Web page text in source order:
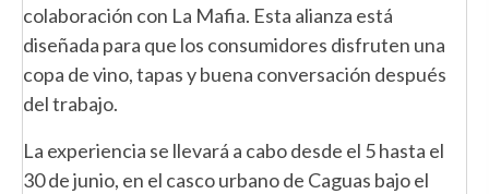
colaboración con La Mafia. Esta alianza está
diseñada para que los consumidores disfruten una
copa de vino, tapas y buena conversación después
del trabajo.
La experiencia se llevará a cabo desde el 5 hasta el
30 de junio, en el casco urbano de Caguas bajo el